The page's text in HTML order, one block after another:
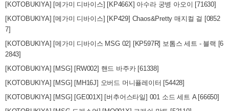
[KOTOBUKIYA] [메가미 디바이스] [KP466X] 아수라 궁병 아오이 [71630]
[KOTOBUKIYA] [메가미 디바이스] [KP429] Chaos&Pretty 매지컬 걸 [0852
7]
[KOTOBUKIYA] [메가미 디바이스 MSG 02] [KP597R] 보톰스 세트 - 블랙 [6
2843]
[KOTOBUKIYA] [MSG] [RW002] 핸드 바주카 [61338]
[KOTOBUKIYA] [MSG] [MH16J] 오버드 머니퓰레이터 [54428]
[KOTOBUKIYA] [MSG] [GE001X] [버추어스타일] 001 소드 세트 A [66650]